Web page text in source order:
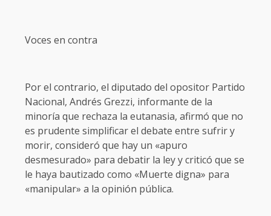
Voces en contra
Por el contrario, el diputado del opositor Partido
Nacional, Andrés Grezzi, informante de la
minoría que rechaza la eutanasia, afirmó que no
es prudente simplificar el debate entre sufrir y
morir, consideró que hay un «apuro
desmesurado» para debatir la ley y criticó que se
le haya bautizado como «Muerte digna» para
«manipular» a la opinión pública.